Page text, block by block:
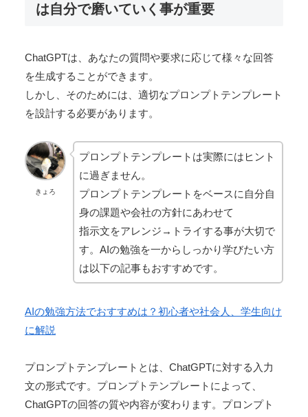
は自分で磨いていく事が重要
ChatGPTは、あなたの質問や要求に応じて様々な回答
を生成することができます。
しかし、そのためには、適切なプロンプトテンプレート
を設計する必要があります。
きょろ
プロンプトテンプレートは実際にはヒント
に過ぎません。
プロンプトテンプレートをベースに自分自
身の課題や会社の方針にあわせて
指示文をアレンジ→トライする事が大切で
す。AIの勉強を一からしっかり学びたい方
は以下の記事もおすすめです。
AIの勉強方法でおすすめは？初心者や社会人、学生向け
に解説
プロンプトテンプレートとは、ChatGPTに対する入力
文の形式です。プロンプトテンプレートによって、
ChatGPTの回答の質や内容が変わります。プロンプト